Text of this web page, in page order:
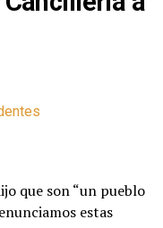
que son “un pueblo
estas